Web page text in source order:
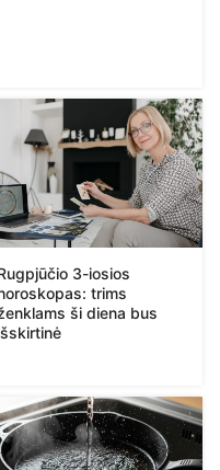
3-iosios
trims
ši diena bus